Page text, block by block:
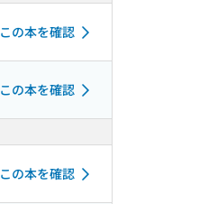
の本を確認
の本を確認
の本を確認